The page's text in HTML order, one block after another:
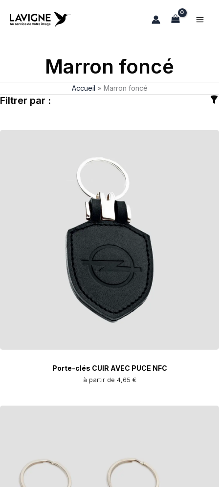
Marron foncé
Accueil » Marron foncé
Filtrer par :
Porte-clés CUIR AVEC PUCE NFC
à partir de 4,65 €